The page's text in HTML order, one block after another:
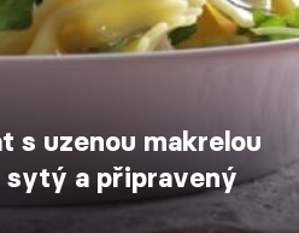
s uzenou makrelou
sytý a připravený